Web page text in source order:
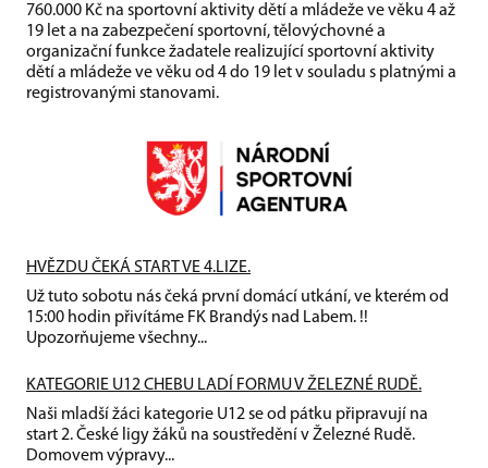
760.000 Kč na sportovní aktivity dětí a mládeže ve věku 4 až
19 let a na zabezpečení sportovní, tělovýchovné a
organizační funkce žadatele realizující sportovní aktivity
dětí a mládeže ve věku od 4 do 19 let v souladu s platnými a
registrovanými stanovami.
HVĚZDU ČEKÁ START VE 4.LIZE.
Už tuto sobotu nás čeká první domácí utkání, ve kterém od
15:00 hodin přivítáme FK Brandýs nad Labem. !!
Upozorňujeme všechny...
KATEGORIE U12 CHEBU LADÍ FORMU V ŽELEZNÉ RUDĚ.
Naši mladší žáci kategorie U12 se od pátku připravují na
start 2. České ligy žáků na soustředění v Železné Rudě.
Domovem výpravy...